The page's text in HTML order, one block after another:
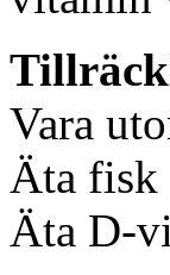
Vara
Äta fisk
Äta D-